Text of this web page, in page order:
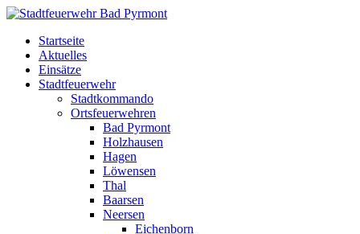
Startseite
Aktuelles
Einsätze
Stadtfeuerwehr
Stadtkommando
Ortsfeuerwehren
Bad Pyrmont
Holzhausen
Hagen
Löwensen
Thal
Baarsen
Neersen
Eichenborn